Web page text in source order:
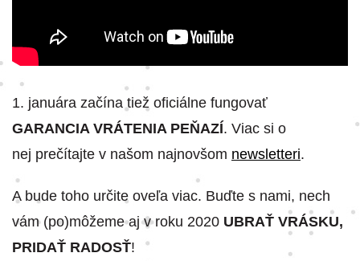
1. januára začína tiež oficiálne fungovať
GARANCIA VRÁTENIA PEŇAZÍ. Viac si o
nej prečítajte v našom najnovšom newsletteri.
A bude toho určite oveľa viac. Buďte s nami, nech
vám (po)môžeme aj v roku 2020 UBRAŤ VRÁSKU,
PRIDAŤ RADOSŤ!